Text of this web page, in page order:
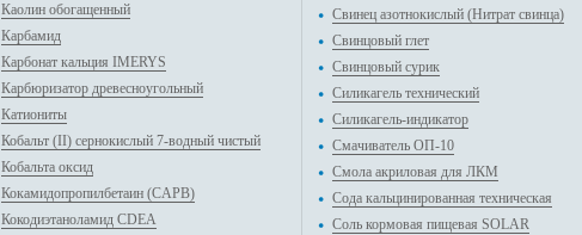
Каолин обогащенный
Карбамид
Карбонат кальция IMERYS
Карбюризатор древесноугольный
Катиониты
Кобальт (II) сернокислый 7-водный чистый
Кобальта оксид
Кокамидопропилбетаин (CAPB)
Кокодиэтаноламид CDEA
Свинец азотнокислый (Нитрат свинца)
Свинцовый глет
Свинцовый сурик
Силикагель технический
Силикагель-индикатор
Смачиватель ОП-10
Смола акриловая для ЛКМ
Сода кальцинированная техническая
Соль кормовая пищевая SOLAR